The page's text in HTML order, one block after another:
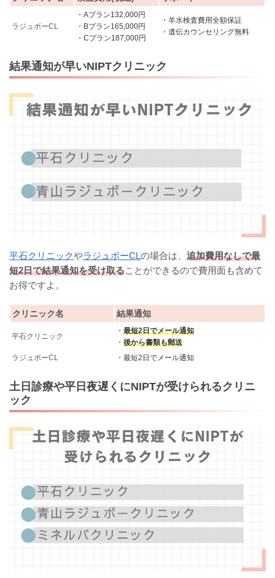
ラジュボーCL
・Aプラン132,000円
・Bプラン165,000円
・Cプラン187,000円
・羊水検査費用全額保証
・遺伝カウンセリング無料
結果通知が早いNIPTクリニック
平石クリニックやラジュボーCLの場合は、 追加費用なしで最
短2日で結果通知を受け取ることができるので費用面も含めて
お得ですよ。
クリニック名 結果通知
平石クリニック
・ 最短2日でメール通知
・ 後から書類も郵送
ラジュボーCL
・最短2日でメール通知
土日診療や平日夜遅くにNIPTが受けられるクリニ
ック